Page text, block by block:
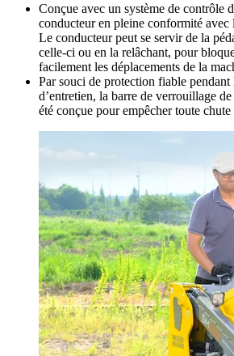
Conçue avec un système de contrôle
conducteur en pleine conformité avec
Le conducteur peut se servir de la
celle-ci ou en la relâchant, pour
facilement les déplacements de la
Par souci de protection fiable pendant
d’entretien, la barre de verrouillage
été conçue pour empêcher toute